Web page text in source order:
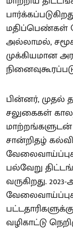
மதிப்பெண்கள்
அல்லாமல்,
முக்கியமான
பின்னர், முதல்
சலுகைகள்
சான்றிதழ்
பல்வேறு
வருகிறது.
வழிகாட்டு